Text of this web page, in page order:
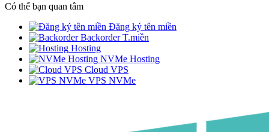
Có thể bạn quan tâm
Đăng ký tên miền
Backorder T.miền
Hosting
NVMe Hosting
Cloud VPS
VPS NVMe